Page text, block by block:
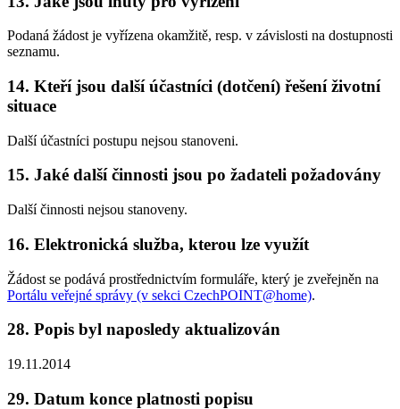
Podaná žádost je vyřízena okamžitě, resp. v závislosti na dostupnosti
seznamu.
14. Kteří jsou další účastníci (dotčení) řešení životní
situace
Další účastníci postupu nejsou stanoveni.
15. Jaké další činnosti jsou po žadateli požadovány
Další činnosti nejsou stanoveny.
16. Elektronická služba, kterou lze využít
Žádost se podává prostřednictvím formuláře, který je zveřejněn na
Portálu veřejné správy (v sekci CzechPOINT@home).
28. Popis byl naposledy aktualizován
19.11.2014
29. Datum konce platnosti popisu